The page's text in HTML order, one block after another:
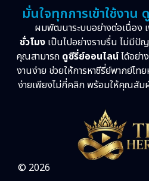
มั่นใจทุกการเข้าใช้งาน
ผมพัฒนาระบบอย่างต่อเนื่อง
ชั่วโมงเป็นไปอย่างราบรื่น ไม่มีปั
คุณสามารถ ดูซีรี่ย์ออนไลน์ได้อย่
งานง่าย ช่วยให้การหาซีรี่ย์พากย์ไท
ง่ายเพียงไม่กี่คลิก พร้อมให้คุณสัม
© 2026